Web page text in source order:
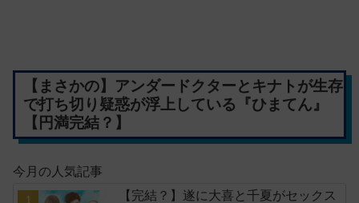
【まさかの】アンダードクターとキナトが生存
で打ち切り疑惑が浮上している『ひまてん』
【円満完結？】
今月の人気記事
【完結？】遂に大喜と千夏がセックス